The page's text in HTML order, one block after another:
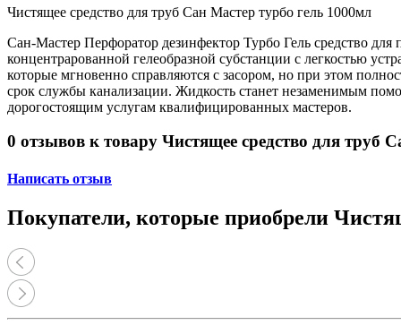
Принтеры, копиры, МФУ
Оборудование банковское
Шредеры
Чистящее средство для труб Сан Мастер турбо гель 1000мл
Сан-Мастер Перфоратор дезинфектор Турбо Гель средство
концентрарованной гелеобразной субстанции с легкостью
которые мгновенно справляются с засором, но при этом
срок службы канализации. Жидкость станет незаменимым
дорогостоящим услугам квалифицированных мастеров.
0 отзывов к товару Чистящее средство для труб
Написать отзыв
Покупатели, которые приобрели